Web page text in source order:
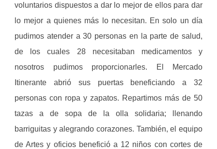
voluntarios dispuestos a dar lo mejor de ellos para dar
lo mejor a quienes más lo necesitan. En solo un día
pudimos atender a 30 personas en la parte de salud,
de los cuales 28 necesitaban medicamentos y
nosotros pudimos proporcionarles. El Mercado
Itinerante abrió sus puertas beneficiando a 32
personas con ropa y zapatos. Repartimos más de 50
tazas a de sopa de la olla solidaria; llenando
barriguitas y alegrando corazones. También, el equipo
de Artes y oficios benefició a 12 niños con cortes de